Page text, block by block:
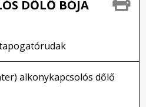
DŐLŐ BÓJA